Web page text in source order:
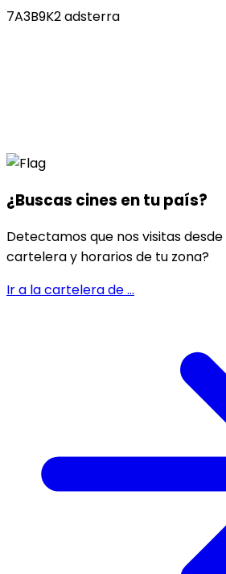
7A3B9K2 adsterra
¿Buscas cines entu país?
Detectamos que nos visitas desde
cartelera y horarios de tu zona?
Ir a la cartelera de...